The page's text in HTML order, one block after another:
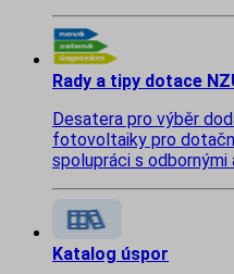
Rady a tipy dotace
Desatera pro výběr
fotovoltaiky pro
spolupráci s odbornými
Katalog úspor